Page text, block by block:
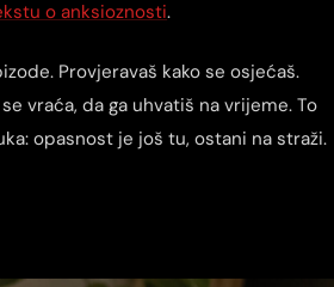
o anksioznosti.
Provjeravaš kako se osjećaš.
vraća, da ga uhvatiš na vrijeme. To
opasnost je još tu, ostani na straži.